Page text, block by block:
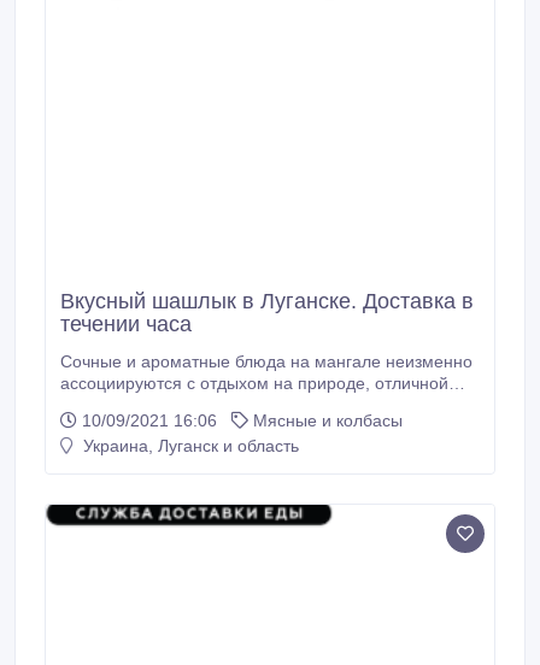
Вкусный шашлык в Луганске. Доставка в
течении часа
Сочные и ароматные блюда на мангале неизменно
ассоциируются с отдыхом на природе, отличной
«Шашлык House» предлагает заказать вкусные
шашлыки на дом или в офис, которые подарят
натуральным ароматом дымка доступны в любой
10/09/2021 16:06
Мясные и колбасы
Украина, Луганск и область